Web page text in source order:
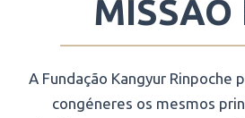
MISSÃO
A Fundação Kangyur Rinpoche
congéneres os mesmos